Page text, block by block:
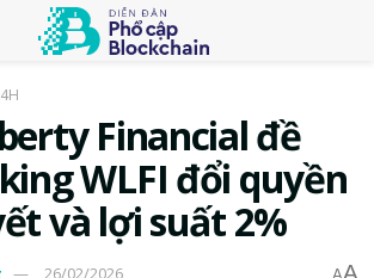
Financial đề
WLFI đổi quyền
và lợi suất 2%
26/02/2026 A